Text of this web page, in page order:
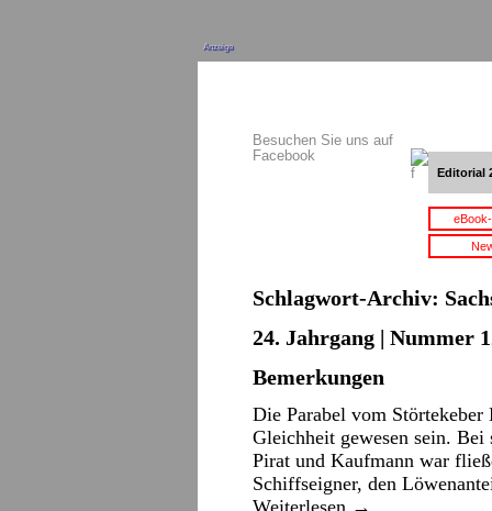
Anzeige
Besuchen Sie uns auf
Facebook
Editorial
Schlagwort-Archiv:
24. Jahrgang | Nummer
Bemerkungen
Die Parabel vom
Gleichheit gewesen sein.
Pirat und Kaufmann war
Schiffseigner, den
Weiterlesen →